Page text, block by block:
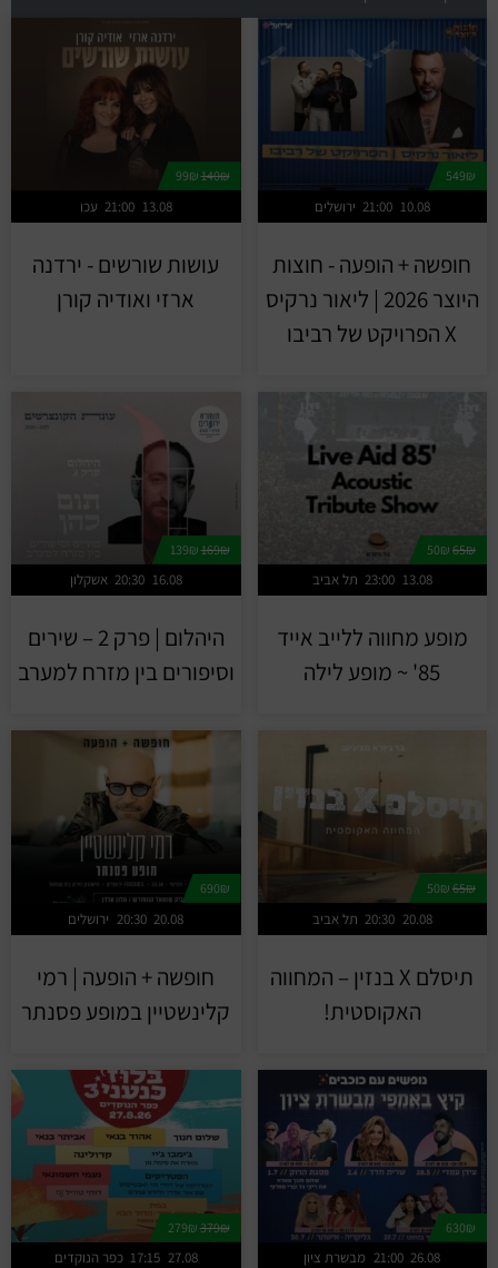
549₪
ירושלים 21:00 10.08
חופשה + הופעה - חוצות
היוצר 2026 | ליאור נרקיס
X הפרויקט של רביבו
140₪
99₪
עכו 21:00 13.08
עושות שורשים - ירדנה
ארזי ואודיה קורן
65₪
תל אביב 23:00 13.08
מופע מחווה ללייב אייד
85' ~ מופע לילה
169₪
139₪
אשקלון 20:30 16.08
היהלום | פרק 2 – שירים
וסיפורים בין מזרח למערב
65₪
תל אביב 20:30 20.08
תיסלם X בנזין – המחווה
האקוסטית!
690₪
ירושלים 20:30 20.08
חופשה + הופעה | רמי
קלינשטיין במופע פסנתר
630₪
מבשרת ציון 21:00 26.08
379₪
279₪
כפר הנוקדים 17:15 27.08